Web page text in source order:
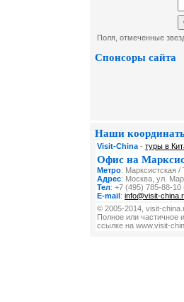
Поля, отмеченные
Спонсоры сайта
Наши
Visit-China - туры в
Офис на
Метро: Марксистская /
Адрес: Москва, ул.
Тел: +7 (495) 785-88-10
E-mail: info@visit-
© 2005-2014, visit-
Полное или частичное
ссылке на www.visit-